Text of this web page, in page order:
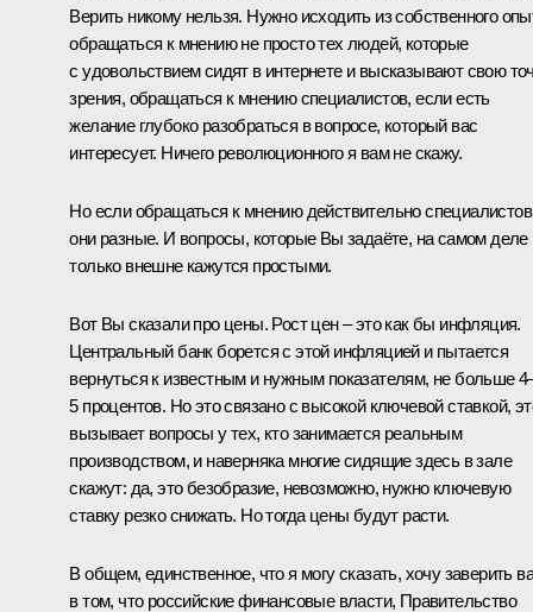
Верить никому нельзя. Нужно исходить из собственного
обращаться к мнению не просто тех людей, которые
с удовольствием сидят в интернете и высказывают свою
зрения, обращаться к мнению специалистов, если есть
желание глубоко разобраться в вопросе, который вас
интересует. Ничего революционного я вам не скажу.
Но если обращаться к мнению действительно
они разные. И вопросы, которые Вы задаёте, на самом деле
только внешне кажутся простыми.
Вот Вы сказали про цены. Рост цен – это как бы инфляция.
Центральный банк борется с этой инфляцией и пытается
вернуться к известным и нужным показателям, не больше
5 процентов. Но это связано с высокой ключевой ставкой,
вызывает вопросы у тех, кто занимается реальным
производством, и наверняка многие сидящие здесь в зале
скажут: да, это безобразие, невозможно, нужно ключевую
ставку резко снижать. Но тогда цены будут расти.
В общем, единственное, что я могу сказать, хочу заверить
в том, что российские финансовые власти, Правительство